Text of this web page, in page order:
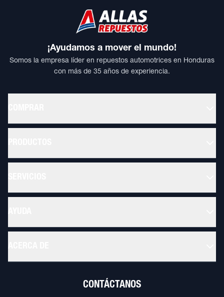
¡Ayudamos a mover el mundo!
Somos la empresa líder en repuestos automotrices en Honduras
con más de 35 años de experiencia.
CONTÁCTANOS